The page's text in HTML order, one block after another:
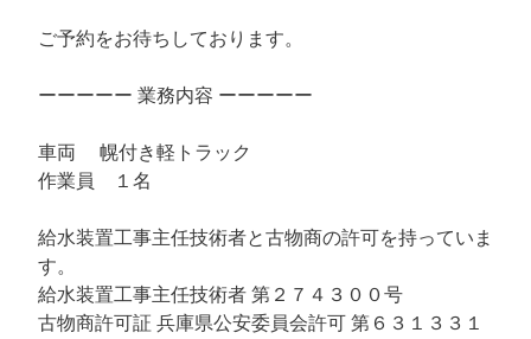
ご予約をお待ちしております。
ーーーーー 業務内容 ーーーーー
車両 幌付き軽トラック
作業員 １名
給水装置工事主任技術者と古物商の許可を持っていま
す。
給水装置工事主任技術者 第２７４３００号
古物商許可証 兵庫県公安委員会許可 第６３１３３１